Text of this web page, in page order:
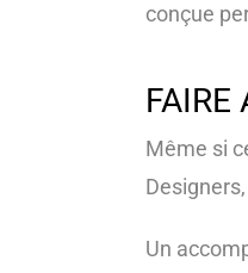
conçue
FAIRE
Même si
Un